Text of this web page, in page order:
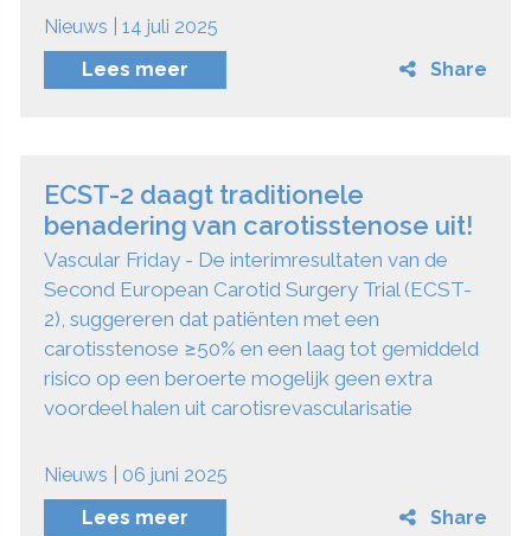
Nieuws | 14 juli 2025
Lees meer
Share
ECST-2 daagt traditionele
benadering van carotisstenose uit!
Vascular Friday - De interimresultaten van de
Second European Carotid Surgery Trial (ECST-
2), suggereren dat patiënten met een
carotisstenose ≥50% en een laag tot gemiddeld
risico op een beroerte mogelijk geen extra
voordeel halen uit carotisrevascularisatie
Nieuws | 06 juni 2025
Lees meer
Share